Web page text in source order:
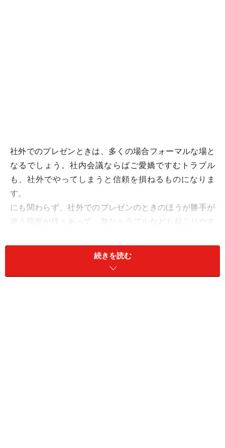
社外でのプレゼンときは、多くの場合フォーマルな場と
なるでしょう。社内会議ならばご愛嬌ですむトラブル
も、社外でやってしまうと信頼を損ねるものになりま
す。
にも関わらず、社外でのプレゼンのときのほうが勝手が
違う箇所が様々あって、急なトラブルなども起こりやす
を予想していれば、落ち着いて対応できます。
性が悪いせいなのか、プロジェクタが機能しないという
続きを読む